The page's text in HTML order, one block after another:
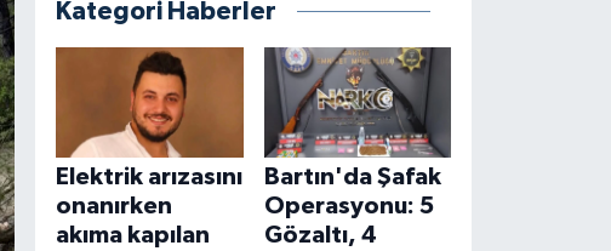
Kategori Haberler
Elektrik arızasını
onanırken
akıma kapılan
Bartın'da Şafak
Operasyonu: 5
Gözaltı, 4